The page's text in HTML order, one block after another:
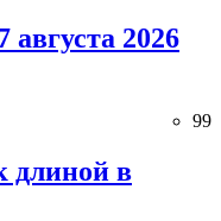
августа 2026
99
длиной в